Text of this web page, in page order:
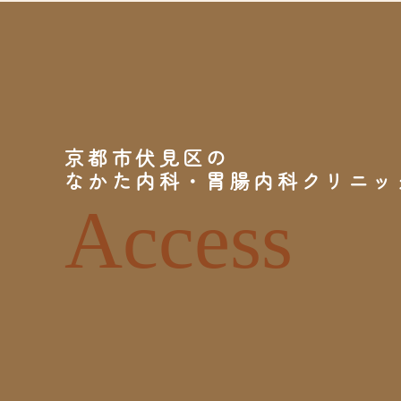
京都市伏見区の
なかた内科・胃腸内科クリニッ
Access